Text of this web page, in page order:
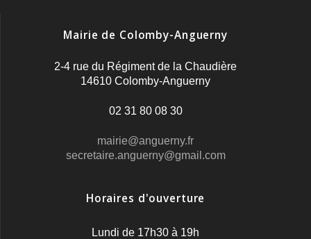
Mairie de Colomby-Anguerny
2-4 rue du Régiment de la Chaudière
14610 Colomby-Anguerny
02 31 80 08 30
mairie@anguerny.fr
secretaire.anguerny@gmail.com
Horaires d'ouverture
Lundi de 17h30 à 19h